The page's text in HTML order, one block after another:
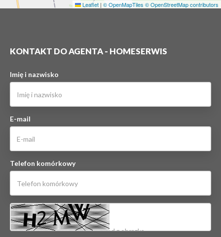
Leaflet | © OpenMapTiles © OpenStreetMap contributors
KONTAKT DO AGENTA - HOMESERWIS
Imię i nazwisko
E-mail
Telefon komórkowy